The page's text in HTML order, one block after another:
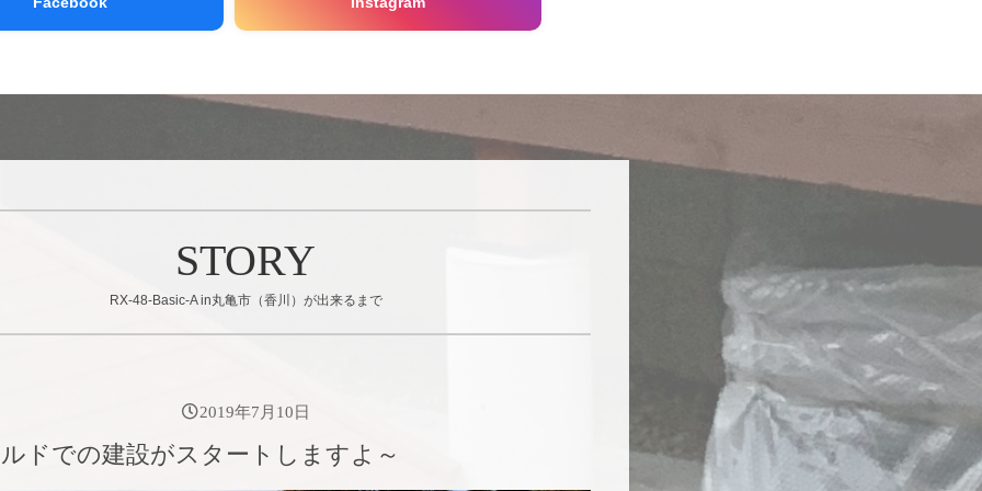
STORY
RX-48-Basic-A in丸亀市（香川）が出来るまで
2019年7月10日
ドでの建設がスタートしますよ～